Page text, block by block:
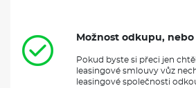
Možnost odkupu,
Pokud byste si přeci jen
leasingové smlouvy vůz
leasingové společnosti